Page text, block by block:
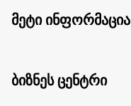
მეტი ინფორმაცია
ბიზნეს ცენტრი